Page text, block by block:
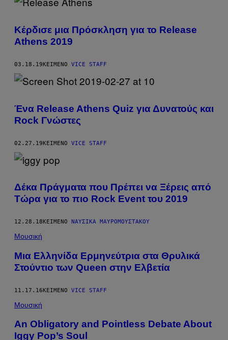
Κέρδισε μια Πρόσκληση για το Release
Αthens 2019
03.18.19ΚΕΊΜΕΝΟ VICE STAFF
Ένα Release Athens Quiz για Δυνατούς και
Rock Γνώστες
02.27.19ΚΕΊΜΕΝΟ VICE STAFF
Δέκα Πράγματα που Πρέπει να Ξέρεις από
Tώρα για το πιο Rock Event του 2019
12.28.18 ΚΕΊΜΕΝΟ ΝΑΥΣΙΚΆ ΜΑΥΡΟΜΟΎΣΤΑΚΟΥ
Μουσική
Mια Ελληνίδα Ερμηνεύτρια στα Θρυλικά
Στούντιο των Queen στην Ελβετία
11.17.16ΚΕΊΜΕΝΟ VICE STAFF
Μουσική
An Obligatory and Pointless Debate About
Iggy Pop’s Soul